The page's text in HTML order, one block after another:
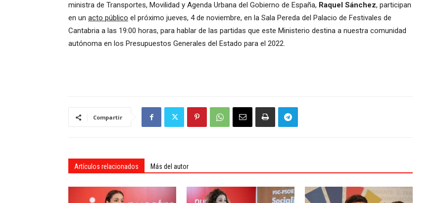
ministra de Transportes, Movilidad y Agenda Urbana del Gobierno de España, Raquel Sánchez, participan
en un acto público el próximo jueves, 4 de noviembre, en la Sala Pereda del Palacio de Festivales de
Cantabria a las 19:00 horas, para hablar de las partidas que este Ministerio destina a nuestra comunidad
autónoma en los Presupuestos Generales del Estado para el 2022.
Compartir
Artículos relacionados Más del autor